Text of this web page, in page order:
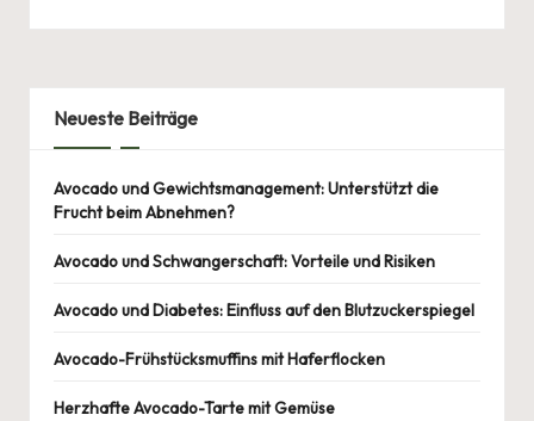
Neueste Beiträge
Avocado und Gewichtsmanagement: Unterstützt die
Frucht beim Abnehmen?
Avocado und Schwangerschaft: Vorteile und Risiken
Avocado und Diabetes: Einfluss auf den Blutzuckerspiegel
Avocado-Frühstücksmuffins mit Haferflocken
Herzhafte Avocado-Tarte mit Gemüse